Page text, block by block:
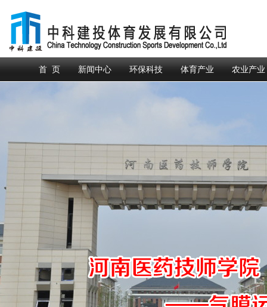
首 页 新闻中心 环保科技 体育产业 农业产业